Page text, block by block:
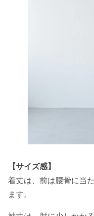
【サイズ感】
着丈は、前は腰骨に当
ます。